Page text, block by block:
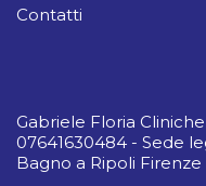
Contatti
Gabriele Floria
07641630484 - Sede
Bagno a Ripoli Firenze